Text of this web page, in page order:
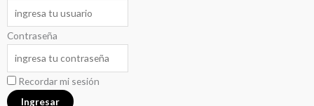
Contraseña
Recordar mi sesión